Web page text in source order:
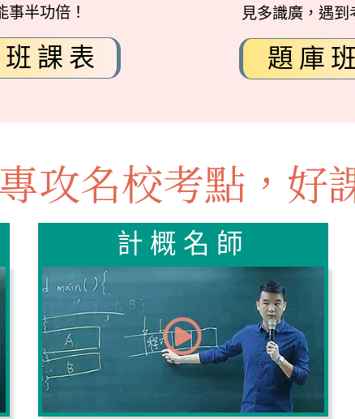
事半功倍！
課表
見多識廣，遇到
題庫
攻名校考點， 好
計概名師